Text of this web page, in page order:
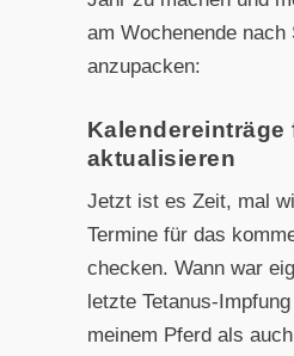
am Wochenende nach
anzupacken:
Kalendereinträge
aktualisieren
Jetzt ist es Zeit, mal
Termine für das
checken. Wann war
letzte Tetanus-
meinem Pferd als